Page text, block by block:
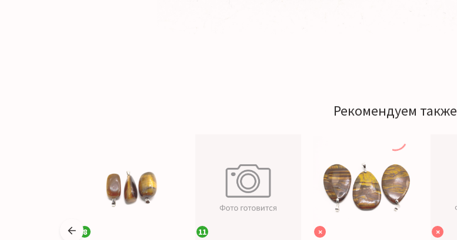
Рекомендуем также
8 11 × ×